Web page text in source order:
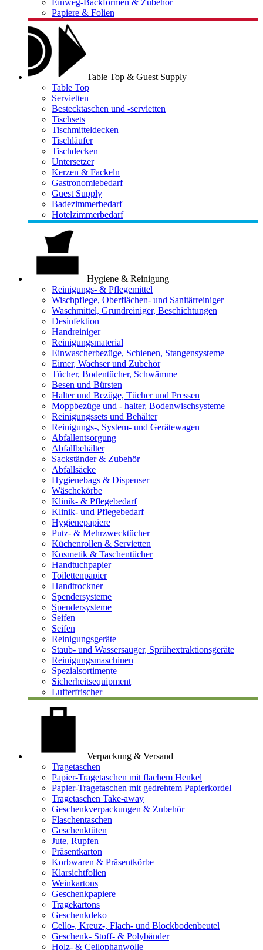
Einweg-Backformen & Zubehör
Papiere & Folien
Table Top & Guest Supply
Table Top
Servietten
Bestecktaschen und -servietten
Tischsets
Tischmitteldecken
Tischläufer
Tischdecken
Untersetzer
Kerzen & Fackeln
Gastronomiebedarf
Guest Supply
Badezimmerbedarf
Hotelzimmerbedarf
Hygiene & Reinigung
Reinigungs- & Pflegemittel
Wischpflege, Oberflächen- und Sanitärreiniger
Waschmittel, Grundreiniger, Beschichtungen
Desinfektion
Handreiniger
Reinigungsmaterial
Einwascherbezüge, Schienen, Stangensysteme
Eimer, Wachser und Zubehör
Tücher, Bodentücher, Schwämme
Besen und Bürsten
Halter und Bezüge, Tücher und Pressen
Moppbezüge und - halter, Bodenwischsysteme
Reinigungssets und Behälter
Reinigungs-, System- und Gerätewagen
Abfallentsorgung
Abfallbehälter
Sackständer & Zubehör
Abfallsäcke
Hygienebags & Dispenser
Wäschekörbe
Klinik- & Pflegebedarf
Klinik- und Pflegebedarf
Hygienepapiere
Putz- & Mehrzwecktücher
Küchenrollen & Servietten
Kosmetik & Taschentücher
Handtuchpapier
Toilettenpapier
Handtrockner
Spendersysteme
Spendersysteme
Seifen
Seifen
Reinigungsgeräte
Staub- und Wassersauger, Sprühextraktionsgeräte
Reinigungsmaschinen
Spezialsortimente
Sicherheitsequipment
Lufterfrischer
Verpackung & Versand
Tragetaschen
Papier-Tragetaschen mit flachem Henkel
Papier-Tragetaschen mit gedrehtem Papierkordel
Tragetaschen Take-away
Geschenkverpackungen & Zubehör
Flaschentaschen
Geschenktüten
Jute, Rupfen
Präsentkarton
Korbwaren & Präsentkörbe
Klarsichtfolien
Weinkartons
Geschenkpapiere
Tragekartons
Geschenkdeko
Cello-, Kreuz-, Flach- und Blockbodenbeutel
Geschenk- Stoff- & Polybänder
Holz- & Cellophanwolle